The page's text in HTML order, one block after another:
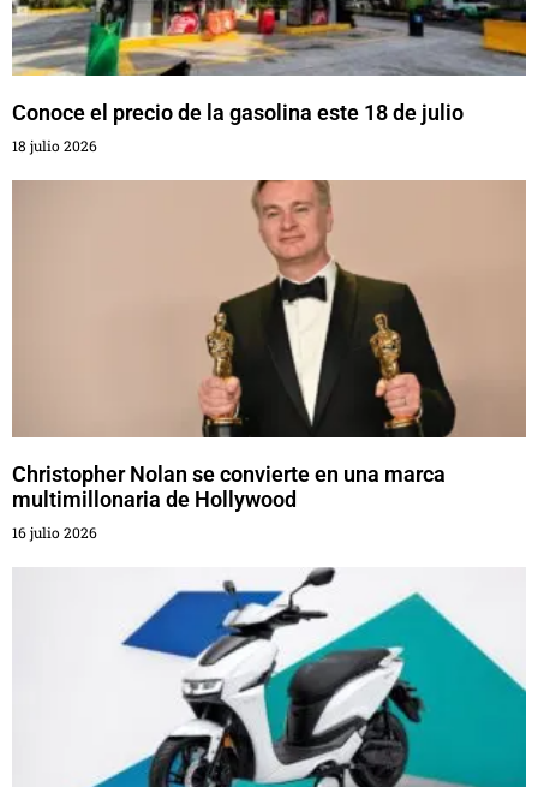
Conoce el precio de la gasolina este 18 de julio
18 julio 2026
Christopher Nolan se convierte en una marca
multimillonaria de Hollywood
16 julio 2026